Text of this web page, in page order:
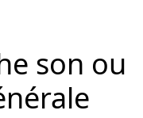
son ou